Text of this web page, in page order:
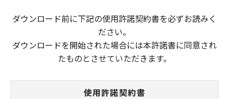
ダウンロード前に下記の使用許諾契約書を必ずお読みく
ださい。
ダウンロードを開始された場合には本許諾書に同意され
たものとさせていただきます。
使用許諾契約書